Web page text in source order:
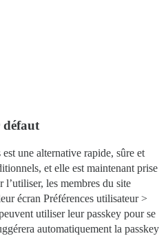
défaut
une alternative rapide, sûre et
et elle est maintenant prise
l’utiliser, les membres du site
écran Préférences utilisateur >
utiliser leur passkey pour se
automatiquement la passkey